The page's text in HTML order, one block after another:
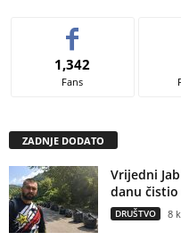
1,342
Fans
ZADNJE DODATO
Vrijedni
danu
DRUŠTVO 8